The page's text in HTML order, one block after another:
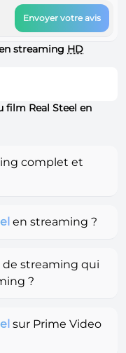
Envoyer votre avis
streaming HD
film Real Steel en
complet et
en streaming ?
de streaming qui
?
sur Prime Video